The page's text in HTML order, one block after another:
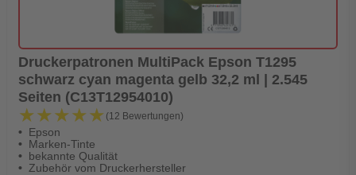
Druckerpatronen MultiPack Epson T1295
schwarz cyan magenta gelb 32,2 ml | 2.545
Seiten (C13T12954010)
★★★★★
★★★★★ (12 Bewertungen)
Epson
Marken-Tinte
bekannte Qualität
Zubehör vom Druckerhersteller